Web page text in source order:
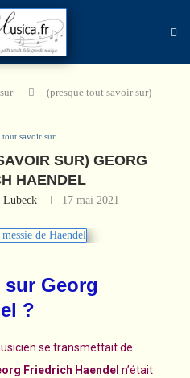
(presque tout savoir sur)
tout savoir sur
SUR) GEORG
HAENDEL
Lubeck 17 mai 2021
sur Georg
?
se transmettait de
Friedrich Haendel n’était